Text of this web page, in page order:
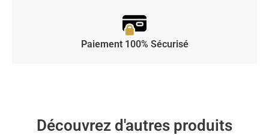
Paiement 100% Sécurisé
Découvrez d'autres produits